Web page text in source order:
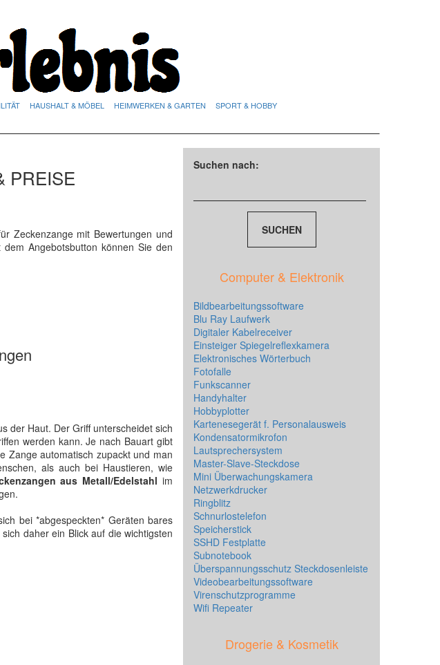
HAUSHALT & MÖBEL HEIMWERKEN & GARTEN SPORT & HOBBY
PREISE
Zeckenzange mit Bewertungen und
Angebotsbutton können Sie den
der Haut. Der Griff unterscheidet sich
werden kann. Je nach Bauart gibt
Zange automatisch zupackt und man
als auch bei Haustieren, wie
aus Metall/Edelstahl im
bei *abgespeckten* Geräten bares
daher ein Blick auf die wichtigsten
Suchen nach:
Computer & Elektronik
Bildbearbeitungssoftware
Blu Ray Laufwerk
Digitaler Kabelreceiver
Einsteiger Spiegelreflexkamera
Elektronisches Wörterbuch
Fotofalle
Funkscanner
Handyhalter
Hobbyplotter
Kartenesegerät f. Personalausweis
Kondensatormikrofon
Lautsprechersystem
Master-Slave-Steckdose
Mini Überwachungskamera
Netzwerkdrucker
Ringblitz
Schnurlostelefon
Speicherstick
SSHD Festplatte
Subnotebook
Überspannungsschutz Steckdosenleiste
Videobearbeitungssoftware
Virenschutzprogramme
Wifi Repeater
Drogerie & Kosmetik